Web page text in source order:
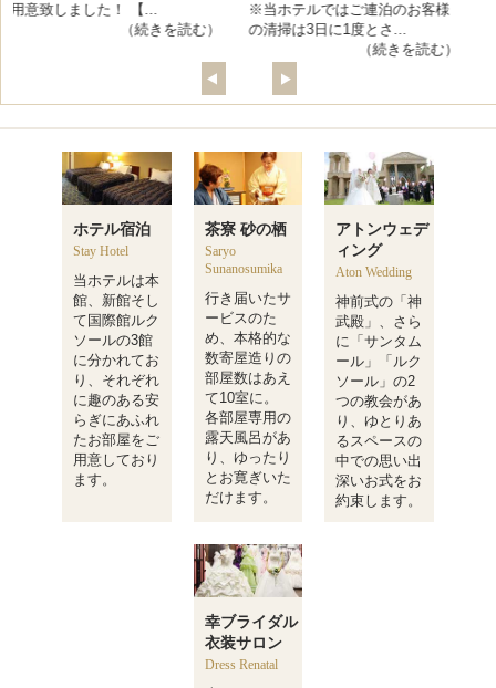
6/14(日) ホテル創業大感謝祭・スペシャル
2026/05/29
６月のフェアメニュー【ルピナス】
た！ 【...
（続きを読む）
※当ホテルではご連泊のお客様
の清掃は3日に1度とさ...
（続きを読む）
※当ホテルで
ホテル宿泊
Stay Hotel
当ホテルは本
館、新館そし
て国際館ルク
ソールの3館
に分かれてお
り、それぞれ
に趣のある安
らぎにあふれ
たお部屋をご
用意しており
ます。
茶寮 砂の栖
Saryo
Sunanosumika
行き届いたサ
ービスのた
め、本格的な
数寄屋造りの
部屋数はあえ
て10室に。
各部屋専用の
露天風呂があ
り、ゆったり
とお寛ぎいた
だけます。
アトンウェデ
ィング
Aton Wedding
神前式の「神
武殿」、さら
に「サンタム
ール」「ルク
ソール」の2
つの教会があ
り、ゆとりあ
るスペースの
中での思い出
深いお式をお
約束します。
幸ブライダル
衣装サロン
Dress Renatal